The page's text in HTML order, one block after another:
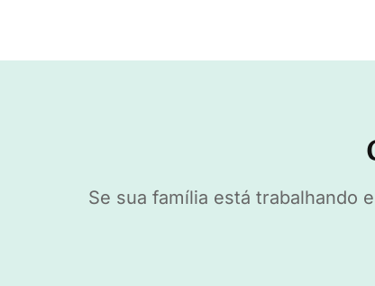
Se sua família está trabalhando